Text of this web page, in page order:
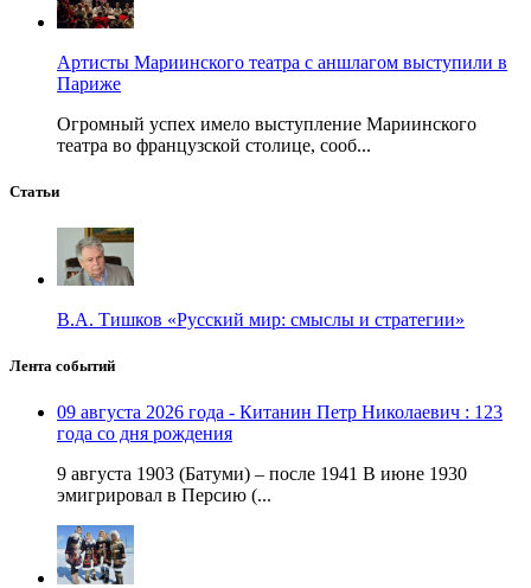
Артисты Мариинского театра с аншлагом выступили в
Париже
Огромный успех имело выступление Мариинского
театра во французской столице, сооб...
Статьи
В.А. Тишков «Русский мир: смыслы и стратегии»
Лента событий
09 августа 2026 года - Китанин Петр Николаевич : 123
года со дня рождения
9 августа 1903 (Батуми) – после 1941 В июне 1930
эмигрировал в Персию (...